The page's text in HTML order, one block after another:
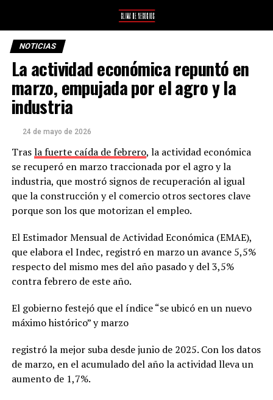
NOTICIAS
La actividad económica repuntó en
marzo, empujada por el agro y la
industria
24 de mayo de 2026
Trasla fuerte caída de febrero, la actividad económica
se recuperó en marzo traccionada por el agro y la
industria, que mostró signos de recuperación al igual
que la construcción y el comercio otros sectores clave
porque son los que motorizan el empleo.
El Estimador Mensual de Actividad Económica (EMAE),
que elabora el Indec, registró en marzo un avance 5,5%
respecto del mismo mes del año pasado y del 3,5%
contra febrero de este año.
El gobierno festejó que el índice “se ubicó en un nuevo
máximo histórico” y marzo
registró la mejor suba desde junio de 2025. Con los datos
de marzo, en el acumulado del año la actividad lleva un
aumento de 1,7%.